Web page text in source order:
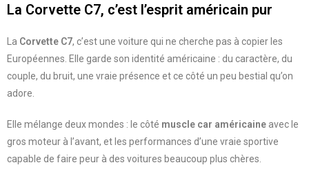
La Corvette C7, c’est l’esprit américain pur
La Corvette C7, c’est une voiture qui ne cherche pas à copier les
Européennes. Elle garde son identité américaine : du caractère, du
couple, du bruit, une vraie présence et ce côté un peu bestial qu’on
adore.
Elle mélange deux mondes : le côté muscle car américaine avec le
gros moteur à l’avant, et les performances d’une vraie sportive
capable de faire peur à des voitures beaucoup plus chères.